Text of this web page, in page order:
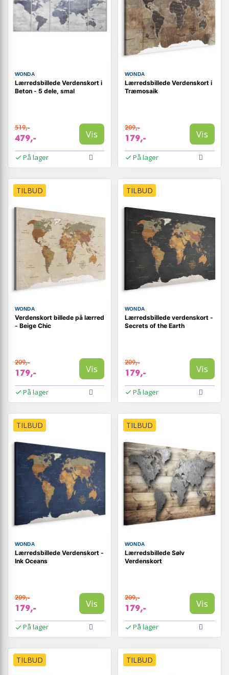
WONDA
Lærredsbillede Verdenskort i
Beton - 5 dele, smal
519,-
479,- Vis
På lager
WONDA
Lærredsbillede Verdenskort i
Træmosaik
209,-
179,- Vis
På lager
TILBUD
WONDA
Verdenskort billede på lærred
- Beige Chic
209,-
179,- Vis
På lager
TILBUD
WONDA
Lærredsbillede verdenskort -
Secrets of the Earth
209,-
179,- Vis
På lager
TILBUD
WONDA
Lærredsbillede Verdenskort -
Ink Oceans
209,-
179,- Vis
På lager
TILBUD
WONDA
Lærredsbillede Sølv
Verdenskort
209,-
179,- Vis
På lager
TILBUD TILBUD